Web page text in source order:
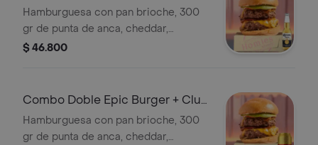
Corona 350 ml
Hamburguesa con pan brioche, 300
gr de punta de anca, cheddar,
tocineta, cogollos, tomate y cebolla
$ 46.800
Combo Doble Epic Burger + Club
Colombia Dorada 355 ml
Hamburguesa con pan brioche, 300
gr de punta de anca, cheddar,